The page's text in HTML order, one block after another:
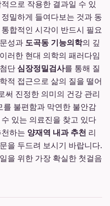
으로 작용한 결과일 수 있
밀하게 들여다보는 것과 동
합적인 시각이 반드시 필요
성과 도곡동 기능의학의 깊
러한 현대 의학의 패러다임
단 심장정밀검사를 통해 질
적 접근으로 삶의 질을 떨어
써 진정한 의미의 건강 관리
불편함과 막연한 불안감
있는 의료진을 찾고 있다
하는 양재역 내과 추천 리
을 두드려 보시기 바랍니다.
을 위한 가장 확실한 첫걸음